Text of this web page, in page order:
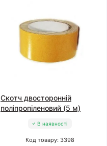
Скотч двосторонній
поліпропіленовий (5 м)
В наявності
Код товару: 3398